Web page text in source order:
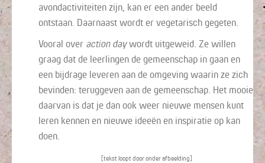
avondactiviteiten zijn, kan er een ander beeld
ontstaan. Daarnaast wordt er vegetarisch gegeten.
Vooral over action daywordt uitgeweid. Ze willen
graag dat de leerlingen de gemeenschap in gaan en
een bijdrage leveren aan de omgeving waarin ze zich
bevinden: teruggeven aan de gemeenschap. Het mooie
daarvan is dat je dan ook weer nieuwe mensen kunt
leren kennen en nieuwe ideeën en inspiratie op kan
doen.
[tekst loopt door onder afbeelding]